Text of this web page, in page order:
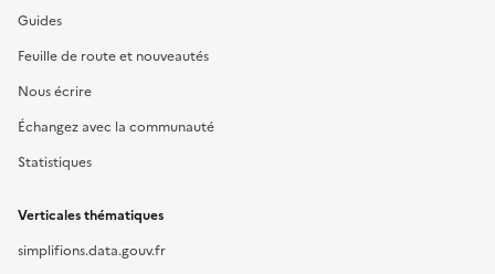
Guides
Feuille de route et nouveautés
Nous écrire
Échangez avec la communauté
Statistiques
Verticales thématiques
simplifions.data.gouv.fr